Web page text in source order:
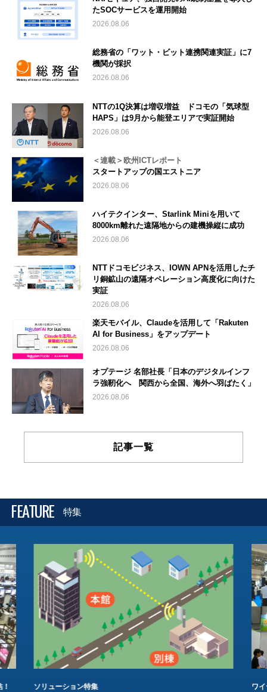
たSOCサービスを運用開始
2026.08.06
総務省の「ワット・ビット連携関連実証」に7
機関が採択
2026.08.06
NTTの1Q決算は増収増益 ドコモの「気球型
HAPS」は9月から能登エリアで実証開始
2026.08.06
＜連載＞欧州ICTレポート
スタートアップの国エストニア
2026.08.06
ハイテクインター、Starlink Miniを用いて
8000km離れた遠隔地からの建機操縦に成功
2026.08.06
NTTドコモビジネス、IOWN APNを活用したチ
リ銅鉱山の遠隔オペレーション高度化に向けた
実証
2026.08.06
楽天モバイル、Claudeを活用して「Rakuten
AI for Business」をアップデート
2026.08.06
オプテージ 名部社長「日本のデジタルインフ
ラ強靭化へ 関西から全国、海外へ羽ばたく」
2026.08.06
記事一覧
FEATURE 特集
ソリューション特集 ワ